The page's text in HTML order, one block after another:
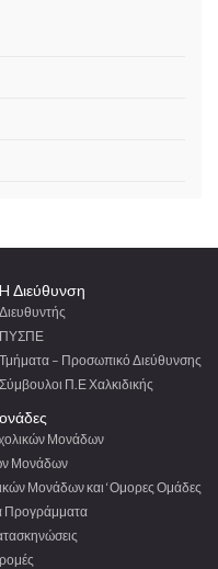
H Διεύθυνση
Διευθυντής
ΠΥΣΠΕ
Τμήματα – Προσωπικό Διεύθυνσης
Σύμβουλοι Π.Ε Χαλκιδικής
Μονάδων
Μονάδων
Μονάδων και ‘Ομορες Ομάδες
Προγράμματα